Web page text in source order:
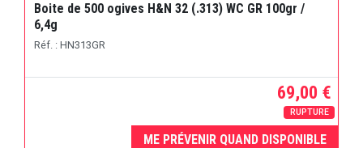
Boite de 500 ogives H&N 32 (.313) WC GR 100gr /
6,4g
Réf. : HN313GR
69,00 €
RUPTURE
ME PRÉVENIR QUAND DISPONIBLE